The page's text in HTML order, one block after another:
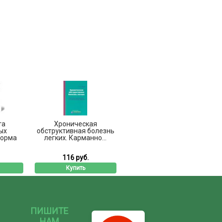
Хроническая
обструктивная болезнь
легких. Карманно...
116 руб.
Купить
ПИШИТЕ